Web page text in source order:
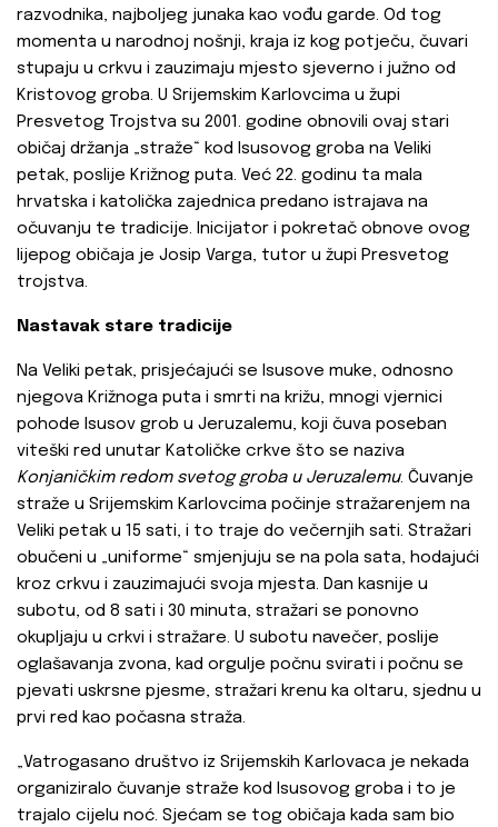
razvodnika, najboljeg junaka kao vođu garde. Od tog
momenta u narodnoj nošnji, kraja iz kog potječu, čuvari
stupaju u crkvu i zauzimaju mjesto sjeverno i južno od
Kristovog groba. U Srijemskim Karlovcima u župi
Presvetog Trojstva su 2001. godine obnovili ovaj stari
običaj držanja „straže“ kod Isusovog groba na Veliki
petak, poslije Križnog puta. Već 22. godinu ta mala
hrvatska i katolička zajednica predano istrajava na
očuvanju te tradicije. Inicijator i pokretač obnove ovog
lijepog običaja je Josip Varga, tutor u župi Presvetog
trojstva.
Nastavak stare tradicije
Na Veliki petak, prisjećajući se Isusove muke, odnosno
njegova Križnoga puta i smrti na križu, mnogi vjernici
pohode Isusov grob u Jeruzalemu, koji čuva poseban
viteški red unutar Katoličke crkve što se naziva
Konjaničkim redom svetog groba u Jeruzalemu. Čuvanje
straže u Srijemskim Karlovcima počinje stražarenjem na
Veliki petak u 15 sati, i to traje do večernjih sati. Stražari
obučeni u „uniforme“ smjenjuju se na pola sata, hodajući
kroz crkvu i zauzimajući svoja mjesta. Dan kasnije u
subotu, od 8 sati i 30 minuta, stražari se ponovno
okupljaju u crkvi i stražare. U subotu navečer, poslije
oglašavanja zvona, kad orgulje počnu svirati i počnu se
pjevati uskrsne pjesme, stražari krenu ka oltaru, sjednu u
prvi red kao počasna straža.
„Vatrogasano društvo iz Srijemskih Karlovaca je nekada
organiziralo čuvanje straže kod Isusovog groba i to je
trajalo cijelu noć. Sjećam se tog običaja kada sam bio